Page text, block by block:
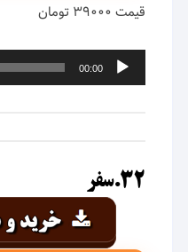
قیمت ۳۹۰۰۰ تومان
پخش‌کننده
صوت
00:00
۳۲.سفر